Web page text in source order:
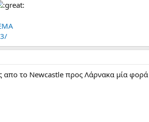
απο το Newcastle προς Λάρνακα μία